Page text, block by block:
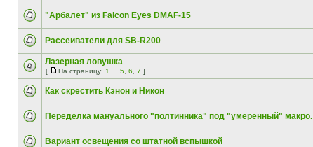
"Арбалет" из Falcon Eyes DMAF-15
Рассеиватели для SB-R200
Лазерная ловушка
[ На страницу: 1 5 6 7 ]
Как скрестить Кэнон и Никон
Переделка мануального "полтинника" под "умеренный" макро.
Вариант освещения со штатной вспышкой